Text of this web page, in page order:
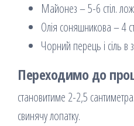
Майонез – 5-6 стіл.
Олія соняшникова – 4
Чорний перець і сіль в
Переходимо до
становитиме 2-2,5
свинячу лопатку.